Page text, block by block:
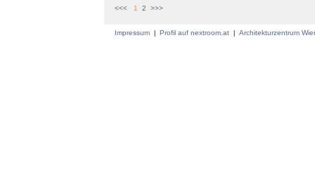
<<< 1 2 >>>
Impressum Profil auf nextroom.at Architekturzentrum